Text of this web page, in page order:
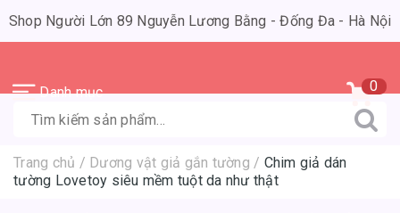
Shop Người Lớn 89 Nguyễn Lương Bằng - Đống Đa - Hà Nội
Danh mục 0
Trang chủ / Dương vật giả gắn tường / Chim giả dán
tường Lovetoy siêu mềm tuột da như thật